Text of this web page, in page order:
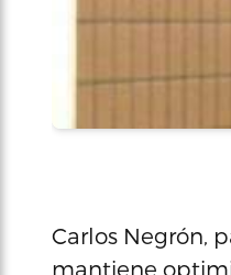
Carlos Negrón,
mantiene